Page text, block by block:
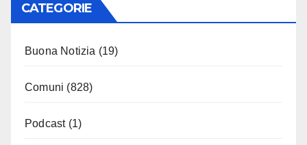
CATEGORIE
Buona Notizia (19)
Comuni (828)
Podcast(1)